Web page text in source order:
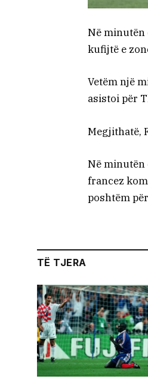
Në minutën
kufijtë e
Vetëm një
asistoi për
Megjithatë,
Në minutën
francez
poshtëm
TË TJERA